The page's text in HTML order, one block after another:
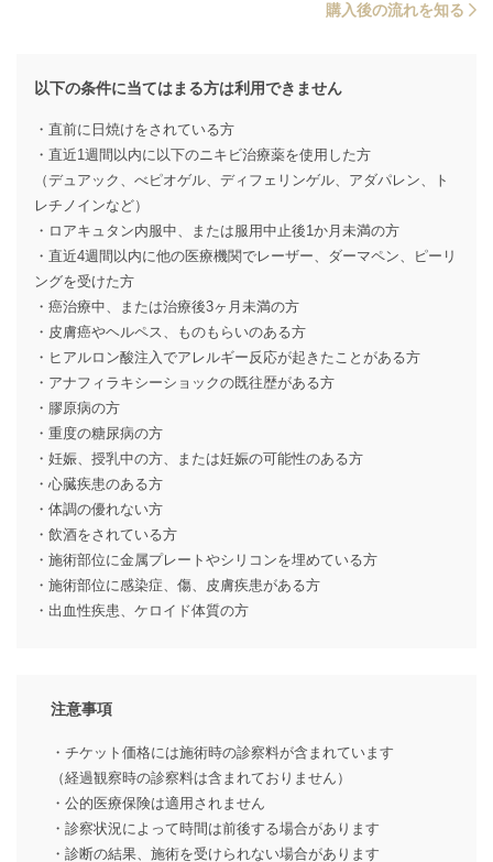
購入後の流れを知る
以下の条件に当てはまる方は利用できません
・直前に日焼けをされている方
・直近1週間以内に以下のニキビ治療薬を使用した方
（デュアック、べピオゲル、ディフェリンゲル、アダパレン、ト
レチノインなど）
・ロアキュタン内服中、または服用中止後1か月未満の方
・直近4週間以内に他の医療機関でレーザー、ダーマペン、ピーリ
ングを受けた方
・癌治療中、または治療後3ヶ月未満の方
・皮膚癌やヘルペス、ものもらいのある方
・ヒアルロン酸注入でアレルギー反応が起きたことがある方
・アナフィラキシーショックの既往歴がある方
・膠原病の方
・重度の糖尿病の方
・妊娠、授乳中の方、または妊娠の可能性のある方
・心臓疾患のある方
・体調の優れない方
・飲酒をされている方
・施術部位に金属プレートやシリコンを埋めている方
・施術部位に感染症、傷、皮膚疾患がある方
・出血性疾患、ケロイド体質の方
注意事項
・チケット価格には施術時の診察料が含まれています
（経過観察時の診察料は含まれておりません）
・公的医療保険は適用されません
・診察状況によって時間は前後する場合があります
・診断の結果、施術を受けられない場合があります